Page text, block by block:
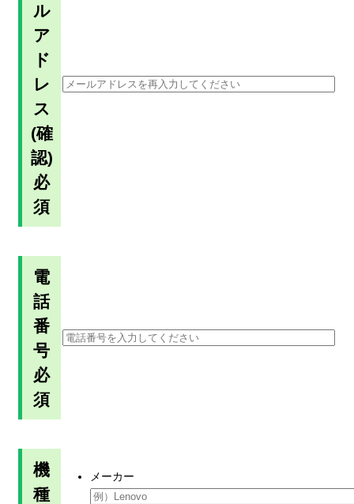
ル
ア
ド
レ
ス
(確
認)
必
須
電
話
番
号
必
須
機
種
メーカー